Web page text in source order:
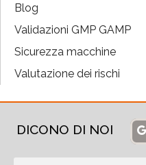
Blog
Validazioni GMP GAMP
Sicurezza macchine
Valutazione dei rischi
DICONO DI NOI